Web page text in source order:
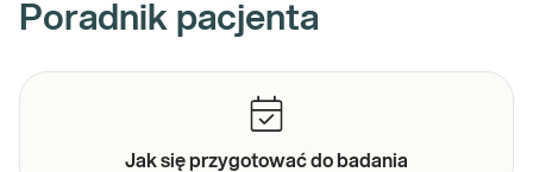
Poradnik pacjenta
Jak się przygotować do badania